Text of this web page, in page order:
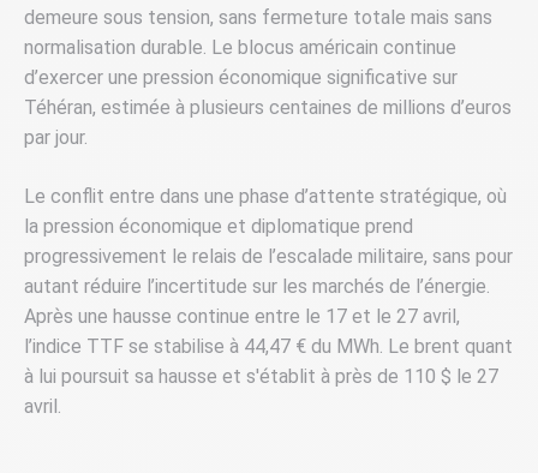
demeure sous tension, sans fermeture totale mais sans
normalisation durable. Le blocus américain continue
d’exercer une pression économique significative sur
Téhéran, estimée à plusieurs centaines de millions d’euros
par jour.
Le conflit entre dans une phase d’attente stratégique, où
la pression économique et diplomatique prend
progressivement le relais de l’escalade militaire, sans pour
autant réduire l’incertitude sur les marchés de l’énergie.
Après une hausse continue entre le 17 et le 27 avril,
l’indice TTF se stabilise à 44,47 € du MWh. Le brent quant
à lui poursuit sa hausse et s'établit à près de 110 $ le 27
avril.